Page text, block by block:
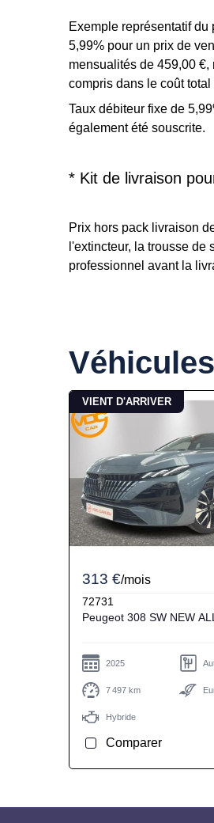
Exemple représentatif du
5,99% pour un prix de
mensualités de 459,00
compris dans le coût total
Taux débiteur fixe de
également été souscrite.
* Kit de livraison
Prix hors pack livraison
l'extincteur, la trousse
professionnel avant la
VIENT D'ARRIVER
313 €/mois
72731
Peugeot 308 SW
2025
7 497 km
Hybride
Comparer